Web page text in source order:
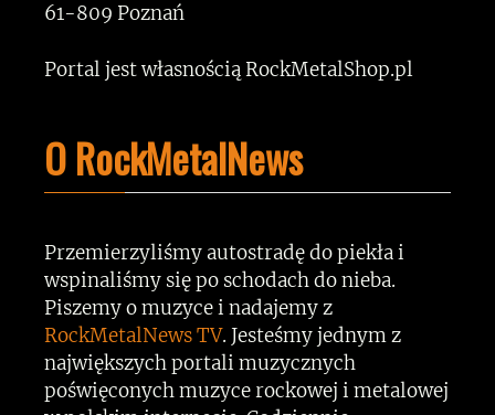
61-809 Poznań
Portal jest własnością RockMetalShop.pl
O RockMetalNews
Przemierzyliśmy autostradę do piekła i
wspinaliśmy się po schodach do nieba.
Piszemy o muzyce i nadajemy z
RockMetalNews TV. Jesteśmy jednym z
największych portali muzycznych
poświęconych muzyce rockowej i metalowej